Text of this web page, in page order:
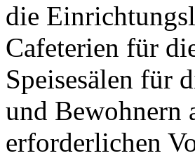
die
Cafeterien für
Speisesälen für
und Bewohnern
erforderlichen